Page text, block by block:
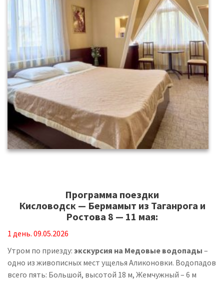
Программа поездки
Кисловодск — Бермамыт из Таганрога и
Ростова 8 — 11 мая:
1 день. 09.05.2026
Утром по приезду: экскурсия на Медовые водопады –
одно из живописных мест ущелья Аликоновки. Водопадов
всего пять: Большой, высотой 18 м, Жемчужный – 6 м